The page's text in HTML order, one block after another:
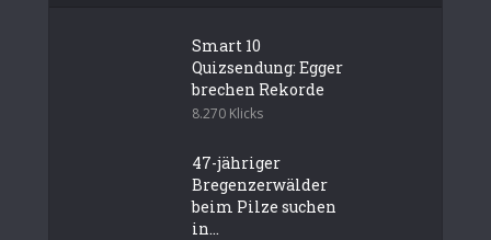
Smart 10
Quizsendung: Egger
brechen Rekorde
8.270 Klicks
47-jähriger
Bregenzerwälder
beim Pilze suchen
in...